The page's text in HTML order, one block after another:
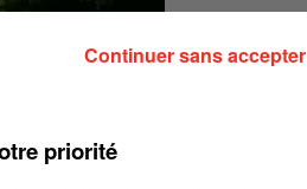
priorité
Continuer sans accepter